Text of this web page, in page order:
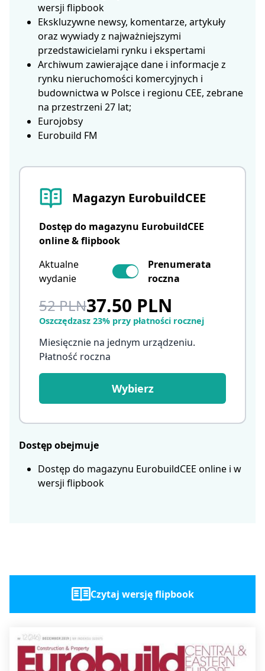
Magazyn EurobuildCEE
Dostęp do magazynu EurobuildCEE
online & flipbook
Aktualne
wydanie
Prenumerata
roczna
52 PLN37.50 PLN
Oszczędzasz 23% przy płatności rocznej
Miesięcznie na jednym urządzeniu.
Płatność roczna
Wybierz
Dostęp obejmuje
Dostęp do magazynu EurobuildCEE online i w
wersji flipbook
wersji flipbook
Ekskluzywne newsy, komentarze, artykuły
oraz wywiady z najważniejszymi
przedstawicielami rynku i ekspertami
Archiwum zawierające dane i informacje z
rynku nieruchomości komercyjnych i
budownictwa w Polsce i regionu CEE, zebrane
na przestrzeni 27 lat;
Eurojobsy
Eurobuild FM
Czytaj wersję flipbook